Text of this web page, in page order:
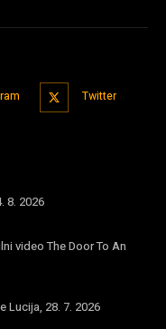
Twitter
8. 2026
video The Door To An
Lucija, 28. 7. 2026